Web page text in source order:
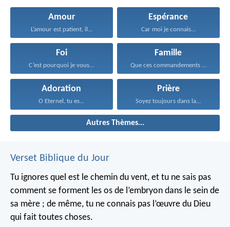
Amour
L’amour est patient, il...
Espérance
Car moi je connais...
Foi
C’est pourquoi je vous...
Famille
Que ces commandements que...
Adoration
O Eternel, tu es...
Prière
Soyez toujours dans la...
Autres Thèmes...
Verset Biblique du Jour
Tu ignores quel est le chemin du vent, et tu ne sais pas
comment se forment les os de l’embryon dans le sein de
sa mère ; de même, tu ne connais pas l’œuvre du Dieu
qui fait toutes choses.